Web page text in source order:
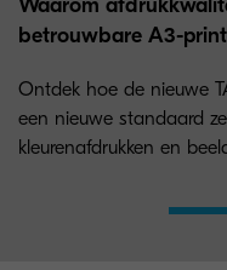
betrouwbare A3-
Ontdek hoe de nieuwe
een nieuwe standaard
kleurenafdrukken en